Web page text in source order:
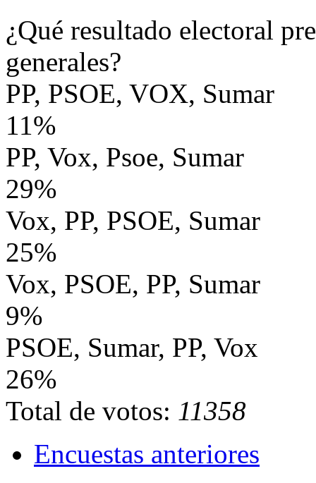
¿Qué resultado electoral
generales?
PP, PSOE, VOX, Sumar
11%
PP, Vox, Psoe, Sumar
29%
Vox, PP, PSOE, Sumar
25%
Vox, PSOE, PP, Sumar
9%
PSOE, Sumar, PP, Vox
26%
Total de votos: 11358
Encuestas anteriores